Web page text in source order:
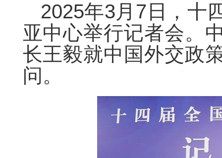
2025年3月7日，十
亚中心举行记者会。
长王毅就中国外交政
问。